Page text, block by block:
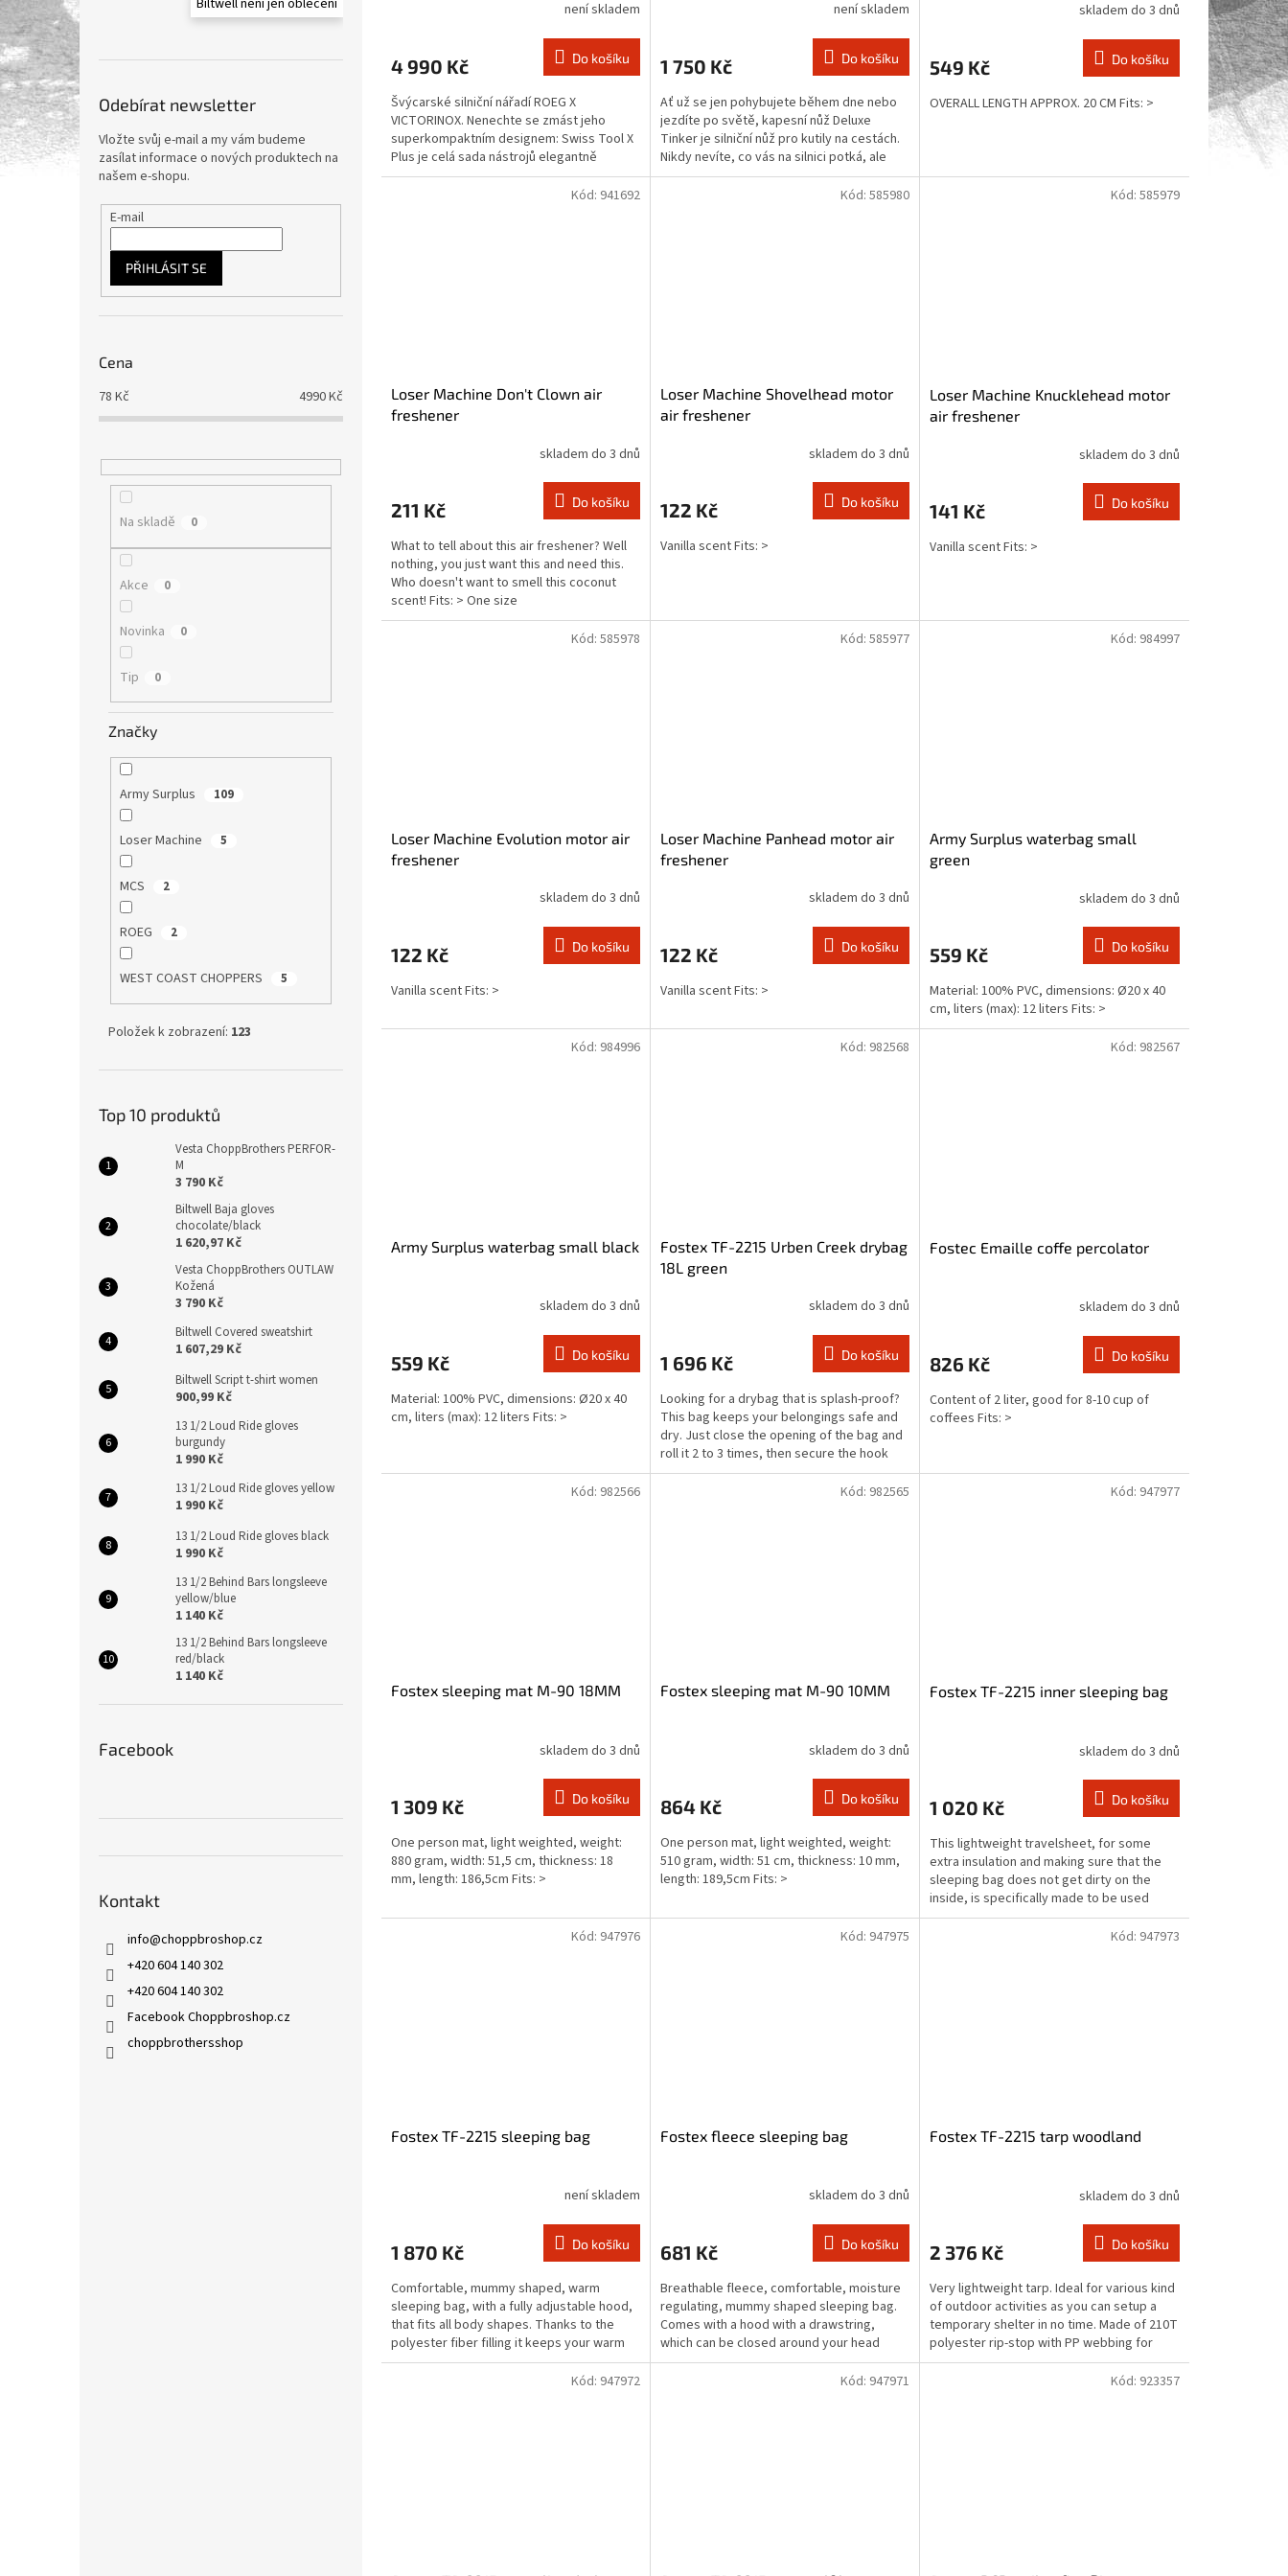
Biltwell není jen oblečení
Odebírat newsletter
Vložte svůj e-mail a my vám budeme
zasílat informace o nových produktech na
našem e-shopu.
E-mail
PŘIHLÁSIT SE
Cena
78 Kč 4990Kč
Na skladě 0
Akce 0
Novinka 0
Tip 0
Značky
Army Surplus 109
Loser Machine 5
MCS 2
ROEG 2
WEST COAST CHOPPERS 5
Položek k zobrazení: 123
Top 10 produktů
Vesta ChoppBrothers PERFOR-
M
3 790 Kč
Biltwell Baja gloves
chocolate/black
1 620,97 Kč
Vesta ChoppBrothers OUTLAW
Kožená
3 790 Kč
Biltwell Covered sweatshirt
1 607,29 Kč
Biltwell Script t-shirt women
900,99 Kč
13 1/2 Loud Ride gloves
burgundy
1 990 Kč
13 1/2 Loud Ride gloves yellow
1 990 Kč
13 1/2 Loud Ride gloves black
1 990 Kč
13 1/2 Behind Bars longsleeve
yellow/blue
1 140 Kč
13 1/2 Behind Bars longsleeve
red/black
1 140 Kč
Facebook
Kontakt
info@choppbroshop.cz
+420 604 140 302
+420 604 140 302
Facebook Choppbroshop.cz
choppbrothersshop
není skladem
4 990 Kč Do košíku
Švýcarské silniční nářadí ROEG X
VICTORINOX. Nenechte se zmást jeho
superkompaktním designem: Swiss Tool X
Plus je celá sada nástrojů elegantně
zabalená do jediného...
není skladem
1 750 Kč Do košíku
Ať už se jen pohybujete během dne nebo
jezdíte po světě, kapesní nůž Deluxe
Tinker je silniční nůž pro kutily na cestách.
Nikdy nevíte, co vás na silnici potká, ale
víte, že vy...
skladem do 3 dnů
549 Kč Do košíku
OVERALL LENGTH APPROX. 20 CM Fits: >
Loser Machine Don't Clown air
freshener
skladem do 3 dnů
211 Kč Do košíku
What to tell about this air freshener? Well
nothing, you just want this and need this.
Who doesn't want to smell this coconut
scent! Fits: > One size
Kód: 941692
Loser Machine Shovelhead motor
air freshener
skladem do 3 dnů
122 Kč Do košíku
Vanilla scent Fits: >
Kód: 585980
Loser Machine Knucklehead motor
air freshener
skladem do 3 dnů
141 Kč Do košíku
Vanilla scent Fits: >
Kód: 585979
Loser Machine Evolution motor air
freshener
skladem do 3 dnů
122 Kč Do košíku
Vanilla scent Fits: >
Kód: 585978
Loser Machine Panhead motor air
freshener
skladem do 3 dnů
122 Kč Do košíku
Vanilla scent Fits: >
Kód: 585977
Army Surplus waterbag small
green
skladem do 3 dnů
559 Kč Do košíku
Material: 100% PVC, dimensions: Ø20 x 40
cm, liters (max): 12 liters Fits: >
Kód: 984997
Army Surplus waterbag small black
skladem do 3 dnů
559 Kč Do košíku
Material: 100% PVC, dimensions: Ø20 x 40
cm, liters (max): 12 liters Fits: >
Kód: 984996
Fostex TF-2215 Urben Creek drybag
18L green
skladem do 3 dnů
1 696 Kč Do košíku
Looking for a drybag that is splash-proof?
This bag keeps your belongings safe and
dry. Just close the opening of the bag and
roll it 2 to 3 times, then secure the hook
closure....
Kód: 982568
Fostec Emaille coffe percolator
skladem do 3 dnů
826 Kč Do košíku
Content of 2 liter, good for 8-10 cup of
coffees Fits: >
Kód: 982567
Fostex sleeping mat M-90 18MM
skladem do 3 dnů
1 309 Kč Do košíku
One person mat, light weighted, weight:
880 gram, width: 51,5 cm, thickness: 18
mm, length: 186,5cm Fits: >
Kód: 982566
Fostex sleeping mat M-90 10MM
skladem do 3 dnů
864 Kč Do košíku
One person mat, light weighted, weight:
510 gram, width: 51 cm, thickness: 10 mm,
length: 189,5cm Fits: >
Kód: 982565
Fostex TF-2215 inner sleeping bag
skladem do 3 dnů
1 020 Kč Do košíku
This lightweight travelsheet, for some
extra insulation and making sure that the
sleeping bag does not get dirty on the
inside, is specifically made to be used
together with the...
Kód: 947977
Fostex TF-2215 sleeping bag
není skladem
1 870 Kč Do košíku
Comfortable, mummy shaped, warm
sleeping bag, with a fully adjustable hood,
that fits all body shapes. Thanks to the
polyester fiber filling it keeps your warm
up to 0°C. This...
Kód: 947976
Fostex fleece sleeping bag
skladem do 3 dnů
681 Kč Do košíku
Breathable fleece, comfortable, moisture
regulating, mummy shaped sleeping bag.
Comes with a hood with a drawstring,
which can be closed around your head
when needed. You can...
Kód: 947975
Fostex TF-2215 tarp woodland
skladem do 3 dnů
2 376 Kč Do košíku
Very lightweight tarp. Ideal for various kind
of outdoor activities as you can setup a
temporary shelter in no time. Made of 210T
polyester rip-stop with PP webbing for
main...
Kód: 947973
Kód: 947972 Kód: 947971 Kód: 923357